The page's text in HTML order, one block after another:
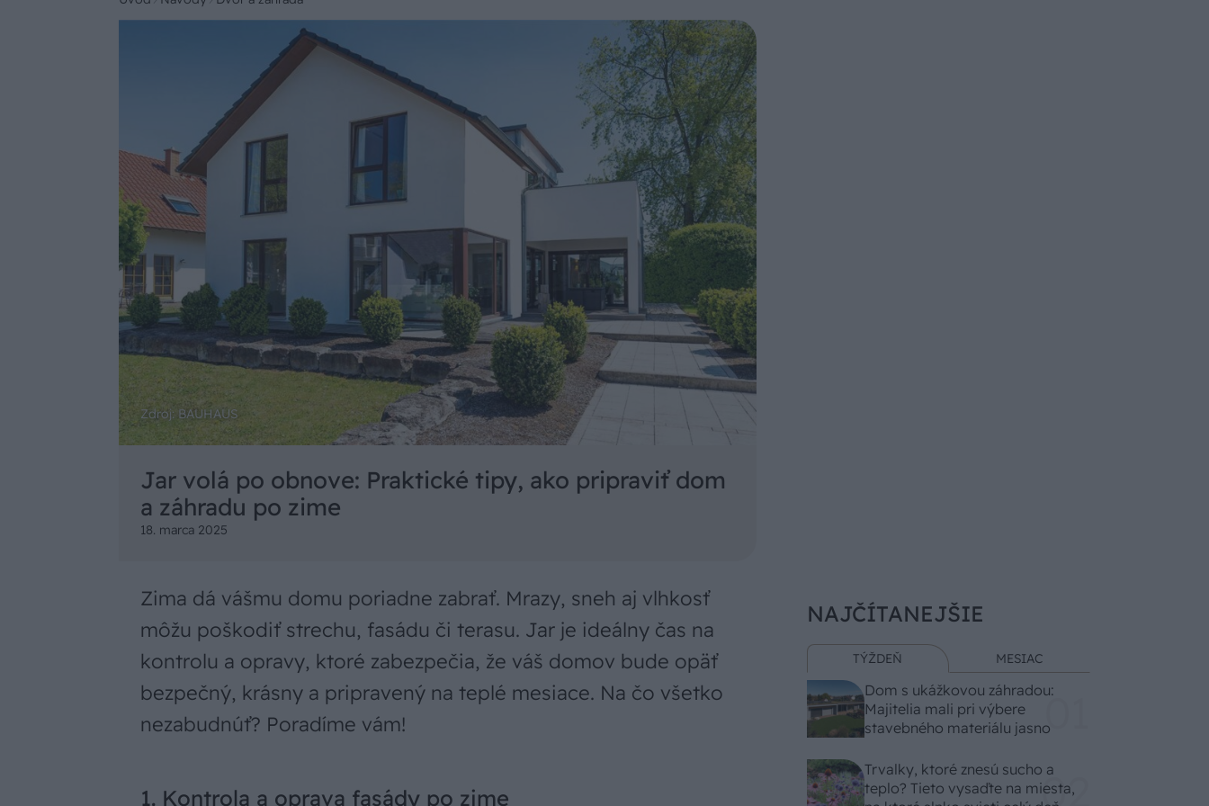
Zdroj: BAUHAUS
Jar volá po obnove: Praktické tipy, ako pripraviť dom
a záhradu po zime
18. marca 2025
Zima dá vášmu domu poriadne zabrať. Mrazy, sneh aj vlhkosť
môžu poškodiť strechu, fasádu či terasu. Jar je ideálny čas na
kontrolu a opravy, ktoré zabezpečia, že váš domov bude opäť
bezpečný, krásny a pripravený na teplé mesiace. Na čo všetko
nezabudnúť? Poradíme vám!
1. Kontrola a oprava fasády po zime
NAJČÍTANEJŠIE
TÝŽDEŇ MESIAC
Dom s ukážkovou záhradou:
Majitelia mali pri výbere
stavebného materiálu jasno
Trvalky, ktoré znesú sucho a
teplo? Tieto vysaďte na miesta,